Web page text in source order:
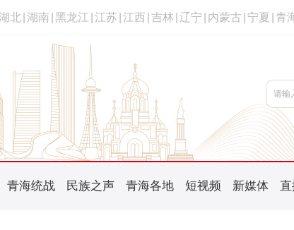
北 湖南 黑龙江 江苏 江西 吉林 辽宁 内蒙古 宁夏 青
青海统战 民族之声 青海各地 短视频 新媒体